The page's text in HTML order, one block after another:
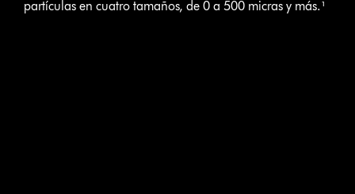
partículas en cuatro tamaños, de 0 a 500 micras y más.¹